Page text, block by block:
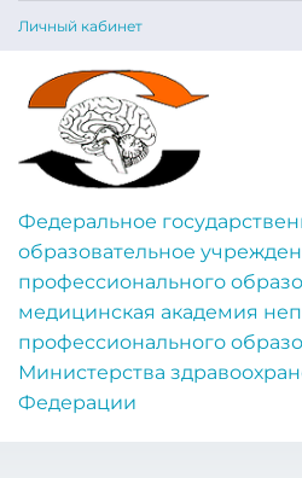
Личный кабинет
Федеральное
образовательное
профессионального
медицинская академия
профессионального
Министерства
Федерации